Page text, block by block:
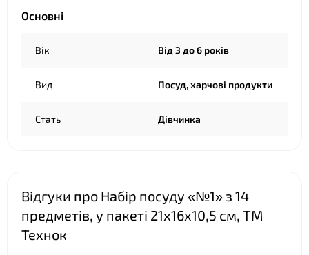
Основні
Вік Від 3 до 6 років
Вид Посуд, харчові продукти
Стать Дівчинка
Відгуки про Набір посуду «№1» з 14
предметів, у пакеті 21х16х10,5 см, ТМ
Технок